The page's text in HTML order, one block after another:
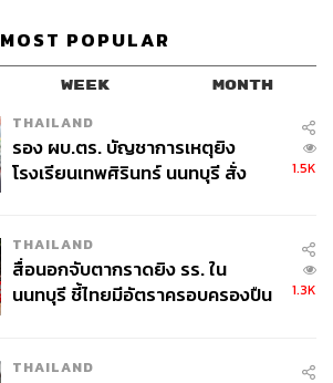
MOST POPULAR
WEEK MONTH
THAILAND
รอง ผบ.ตร. บัญชาการเหตุยิง
โรงเรียนเทพศิรินทร์ นนทบุรี สั่ง
1.5K
THAILAND
สื่อนอกจับตากราดยิง รร. ใน
นนทบุรี ชี้ไทยมีอัตราครอบครองปืน
1.3K
THAILAND